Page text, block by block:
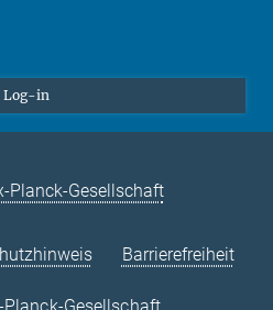
Log-in
Planck-Gesellschaft
Barrierefreiheit